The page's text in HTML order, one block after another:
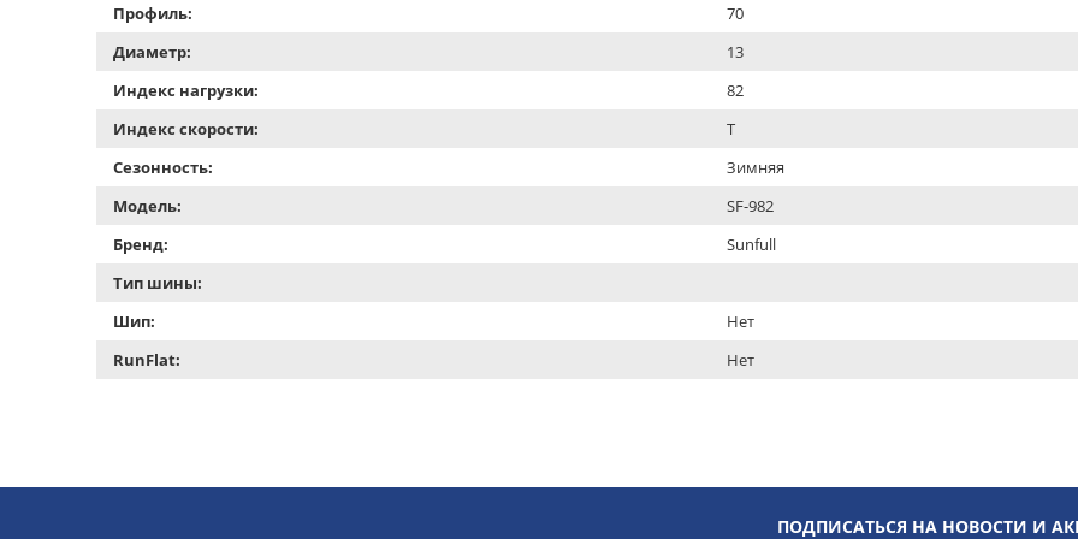
Профиль:
70
Диаметр:
13
Индекс нагрузки:
82
Индекс скорости:
T
Сезонность:
Зимняя
Модель:
SF-982
Бренд:
Sunfull
Тип шины:
Шип:
Нет
RunFlat:
Нет
ПОДПИСАТЬСЯ НА НОВОСТИ И